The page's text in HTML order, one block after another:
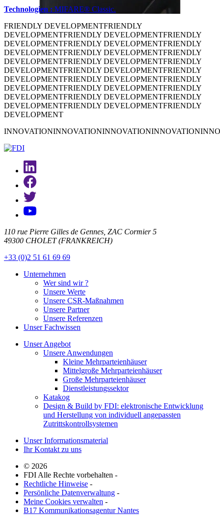
Technologien : MIFARE® Classic.
FRIENDLY DEVELOPMENTFRIENDLY
DEVELOPMENTFRIENDLY DEVELOPMENTFRIENDLY
DEVELOPMENTFRIENDLY DEVELOPMENTFRIENDLY
DEVELOPMENTFRIENDLY DEVELOPMENTFRIENDLY
DEVELOPMENTFRIENDLY DEVELOPMENTFRIENDLY
DEVELOPMENTFRIENDLY DEVELOPMENTFRIENDLY
DEVELOPMENTFRIENDLY DEVELOPMENTFRIENDLY
DEVELOPMENTFRIENDLY DEVELOPMENTFRIENDLY
DEVELOPMENTFRIENDLY DEVELOPMENTFRIENDLY
DEVELOPMENTFRIENDLY DEVELOPMENTFRIENDLY
DEVELOPMENT
INNOVATIONINNOVATIONINNOVATIONINNOVATION
110 rue Pierre Gilles de Gennes, ZAC Cormier 5
49300 CHOLET (FRANKREICH)
+33 (0)2 51 61 69 69
Unternehmen
Wer sind wir ?
Unsere Werte
Unsere CSR-Maßnahmen
Unsere Partner
Unsere Referenzen
Unser Fachwissen
Unser Angebot
Unsere Anwendungen
Kleine Mehrparteienhäuser
Mittelgroße Mehrparteienhäuser
Große Mehrparteienhäuser
Dienstleistungssektor
Katakog
Design & Build by FDI: elektronische Entwicklung
und Herstellung von individuell angepassten
Zutrittskontrollsystemen
Unser Informationsmaterial
Ihr Kontakt zu uns
© 2026
FDI Alle Rechte vorbehalten -
Rechtliche Hinweise -
Persönliche Datenverwaltung -
Meine Cookies verwalten -
B17 Kommunikationsagentur Nantes